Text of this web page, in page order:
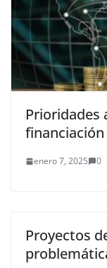
Prioridades
enero 7, 2025 0
Proyectos